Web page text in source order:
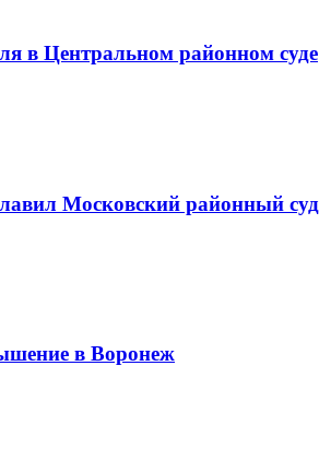
в Центральном районном суде
Московский районный суд
в Воронеж